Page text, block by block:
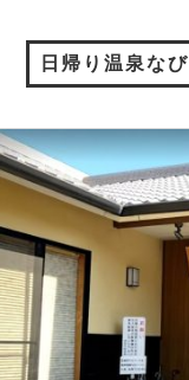
日帰り温泉なび